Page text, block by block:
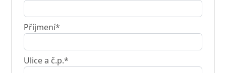
Příjmení*
Ulice a č.p.*